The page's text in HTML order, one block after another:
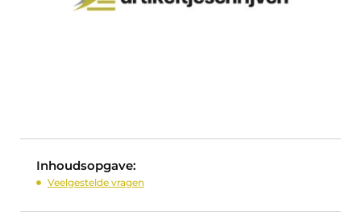
Inhoudsopgave:
Veelgestelde vragen